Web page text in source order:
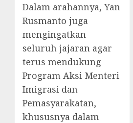
Dalam arahannya, Yan
Rusmanto juga
mengingatkan
seluruh jajaran agar
terus mendukung
Program Aksi Menteri
Imigrasi dan
Pemasyarakatan,
khususnya dalam